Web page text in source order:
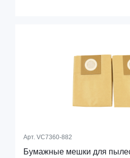
Арт. VC7360-882
Бумажные мешки для